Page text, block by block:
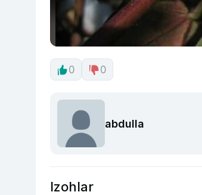
0 0
abdulla
Izohlar